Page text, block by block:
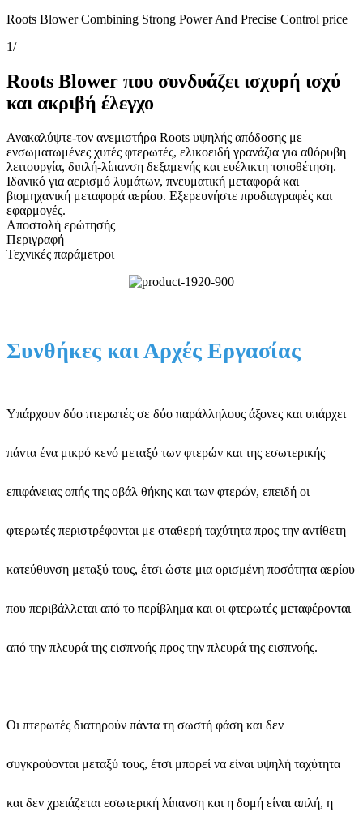
Roots Blower Combining Strong Power And Precise Control price
1/
Roots Blower που συνδυάζει ισχυρή ισχύ
και ακριβή έλεγχο
Ανακαλύψτε-τον ανεμιστήρα Roots υψηλής απόδοσης με
ενσωματωμένες χυτές φτερωτές, ελικοειδή γρανάζια για αθόρυβη
λειτουργία, διπλή-λίπανση δεξαμενής και ευέλικτη τοποθέτηση.
Ιδανικό για αερισμό λυμάτων, πνευματική μεταφορά και
βιομηχανική μεταφορά αερίου. Εξερευνήστε προδιαγραφές και
εφαρμογές.
Αποστολή ερώτησής
Περιγραφή
Τεχνικές παράμετροι
Συνθήκες και Αρχές Εργασίας
Υπάρχουν δύο πτερωτές σε δύο παράλληλους άξονες και υπάρχει
πάντα ένα μικρό κενό μεταξύ των φτερών και της εσωτερικής
επιφάνειας οπής της οβάλ θήκης και των φτερών, επειδή οι
φτερωτές περιστρέφονται με σταθερή ταχύτητα προς την αντίθετη
κατεύθυνση μεταξύ τους, έτσι ώστε μια ορισμένη ποσότητα αερίου
που περιβάλλεται από το περίβλημα και οι φτερωτές μεταφέρονται
από την πλευρά της εισπνοής προς την πλευρά της εισπνοής.
Οι πτερωτές διατηρούν πάντα τη σωστή φάση και δεν
συγκρούονται μεταξύ τους, έτσι μπορεί να είναι υψηλή ταχύτητα
και δεν χρειάζεται εσωτερική λίπανση και η δομή είναι απλή, η